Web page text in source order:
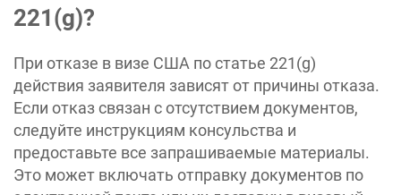
221(g)?
При отказе в визе США по статье 221(g)
действия заявителя зависят от причины отказа.
Если отказ связан с отсутствием документов,
следуйте инструкциям консульства и
предоставьте все запрашиваемые материалы.
Это может включать отправку документов по